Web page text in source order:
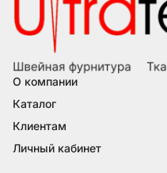
О компании
Каталог
Клиентам
Личный кабинет